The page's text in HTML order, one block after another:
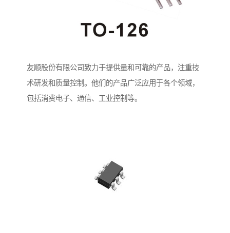
友顺股份有限公司致力于提供量和可靠的产品，注重技
术研发和质量控制。他们的产品广泛应用于各个领域，
包括消费电子、通信、工业控制等。